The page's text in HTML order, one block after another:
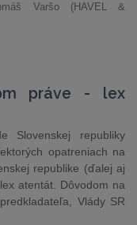
Varšo (HAVEL &
práve - lex
Slovenskej republiky
opatreniach na
republike (ďalej aj
atentát. Dôvodom na
Vlády SR